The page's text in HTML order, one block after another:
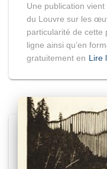
Une publication
du Louvre sur les
particularité de cette
ligne ainsi qu’en
gratuitement en Lire